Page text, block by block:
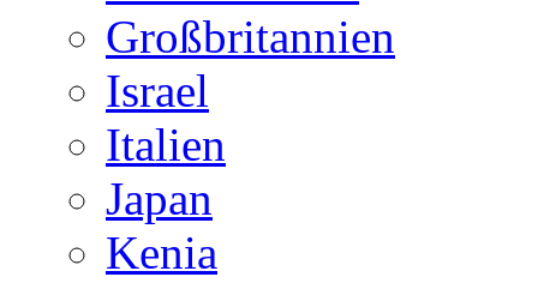
Großbritannien
Israel
Italien
Japan
Kenia